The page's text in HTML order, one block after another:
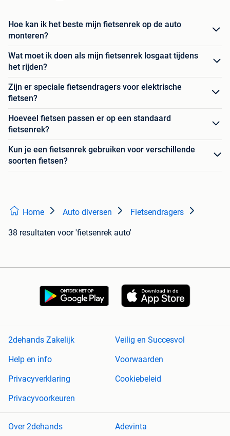
Hoe kan ik het beste mijn fietsenrek op de auto
monteren?
Wat moet ik doen als mijn fietsenrek losgaat tijdens
het rijden?
Zijn er speciale fietsendragers voor elektrische
fietsen?
Hoeveel fietsen passen er op een standaard
fietsenrek?
Kun je een fietsenrek gebruiken voor verschillende
soorten fietsen?
Home Auto diversen Fietsendragers
38 resultaten voor 'fietsenrek auto'
2dehands Zakelijk
Veilig en Succesvol
Help en info
Voorwaarden
Privacyverklaring
Cookiebeleid
Privacyvoorkeuren
Over 2dehands Adevinta